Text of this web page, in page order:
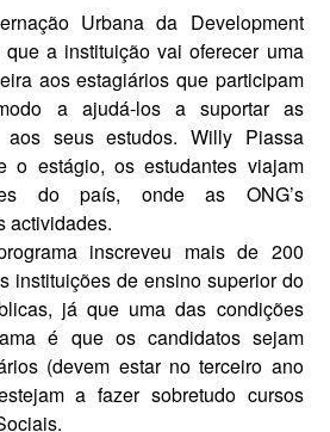
Urba­na da Development
a instituição vai ofere­cer uma
aos estagiários que participam
a ajudá-los a suportar as
aos seus estudos. Willy Piassa
o estágio, os estudan­tes viajam
do país, onde as ONG’s
actividades.
inscre­veu mais de 200
instituições de ensino superior do
já que uma das condições
é que os candidatos se­jam
(de­vem estar no terceiro ano
a fazer sobretudo cursos